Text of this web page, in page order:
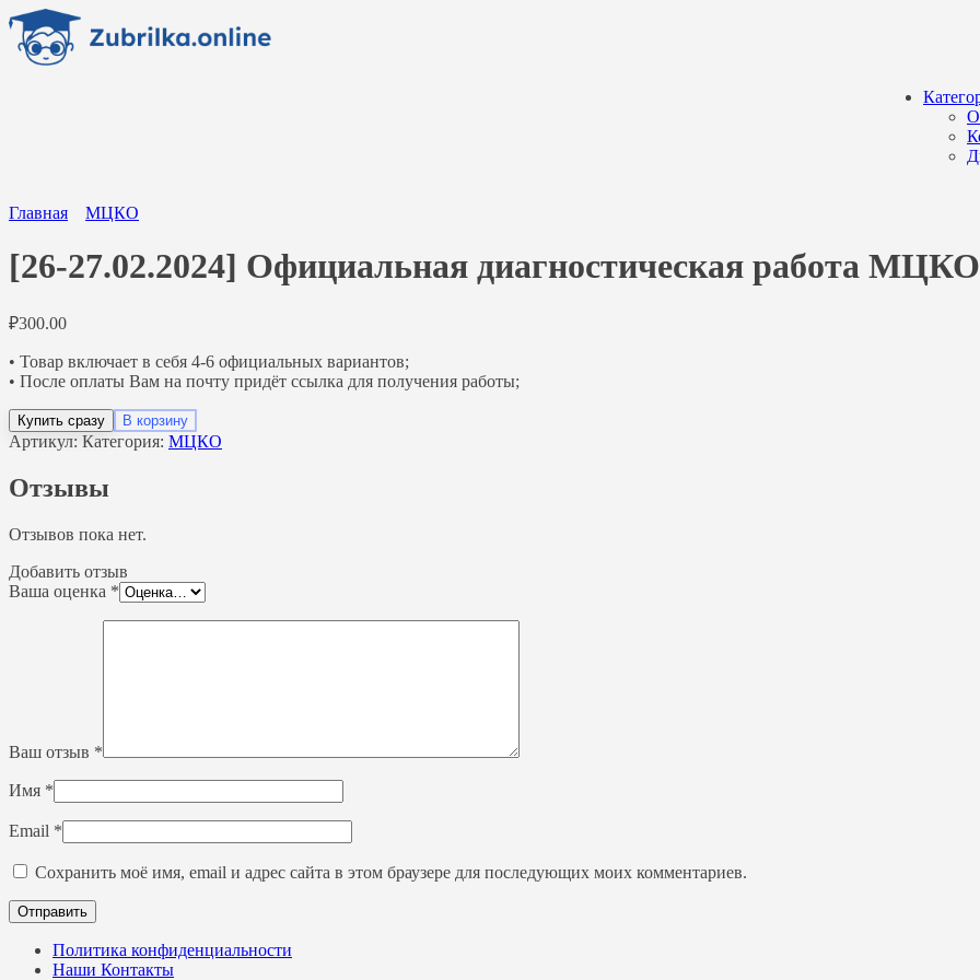
Перейти
содержанию
Главная МЦКО
[26-27.02.2024] Официальная диагностическая работа
₽300.00
• Товар включает в себя 4-6 официальных вариантов;
• После оплаты Вам на почту придёт ссылка для получения работы;
Купить сразу В корзину
Артикул: Категория: МЦКО
Отзывы
Отзывов пока нет.
Добавить отзыв
Ваша оценка *
Ваш отзыв *
Имя *
Email *
Сохранить моё имя, email и адрес сайта в этом браузере для последующих моих комментариев.
Политика конфиденциальности
Наши Контакты